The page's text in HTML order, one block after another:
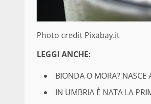
Photo credit Pixabay.it
LEGGI ANCHE:
BIONDA O MORA? NASCE
IN UMBRIA È NATA LA